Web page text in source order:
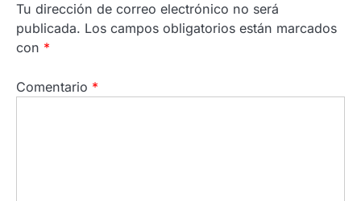
Tu dirección de correo electrónico no será
publicada. Los campos obligatorios están marcados
con *
Comentario *